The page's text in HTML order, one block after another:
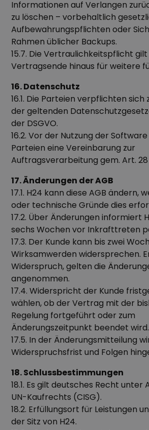
Informationen auf Verlangen
zu löschen – vorbehaltlich
Aufbewahrungspflichten oder
Rahmen üblicher Backups.
15.7. Die Vertraulichkeitspflicht
Vertragsende hinaus für weitere
16. Datenschutz
16.1. Die Parteien verpflichten sich
der geltenden
der DSGVO.
16.2. Vor der Nutzung der
Parteien eine Vereinbarung zur
Auftragsverarbeitung gem. Art. 28
17. Änderungen der AGB
17.1. H24 kann diese AGB ändern,
oder technische Gründe dies
17.2. Über Änderungen informiert
sechs Wochen vor Inkrafttreten
17.3. Der Kunde kann bis zwei
Wirksamwerden widersprechen.
Widerspruch, gelten die
angenommen.
17.4. Widerspricht der Kunde
wählen, ob der Vertrag mit der
Regelung fortgeführt oder zum
Änderungszeitpunkt beendet wird.
17.5. In der Änderungsmitteilung
Widerspruchsfrist und Folgen
18. Schlussbestimmungen
18.1. Es gilt deutsches Recht unter
UN-Kaufrechts (CISG).
18.2. Erfüllungsort für Leistungen
der Sitz von H24.